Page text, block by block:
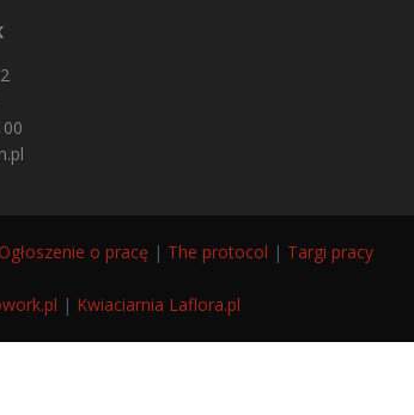
Ogłoszenie o pracę | The protocol | Targi pracy
| Kwiaciarnia Laflora.pl